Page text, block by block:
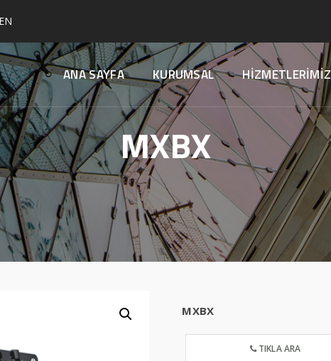
EN
ANA SAYFA KURUMSAL HİZMETLERİMİZ
MXBX
MXBX
TIKLA ARA